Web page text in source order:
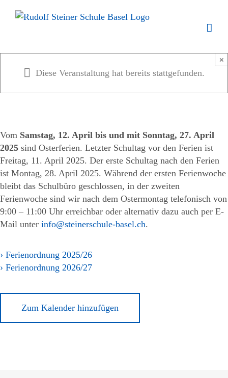
Inhalt
Diese Veranstaltung hat bereits stattgefunden.
×
Vom Samstag, 12. April bis und mit Sonntag, 27. April
2025 sind Osterferien. Letzter Schultag vor den Ferien ist
Freitag, 11. April 2025. Der erste Schultag nach den Ferien
ist Montag, 28. April 2025. Während der ersten Ferienwoche
bleibt das Schulbüro geschlossen, in der zweiten
Ferienwoche sind wir nach dem Ostermontag telefonisch von
9:00 – 11:00 Uhr erreichbar oder alternativ dazu auch per E-
Mail unter info@steinerschule-basel.ch.
› Ferienordnung 2025/26
› Ferienordnung 2026/27
Zum Kalender hinzufügen